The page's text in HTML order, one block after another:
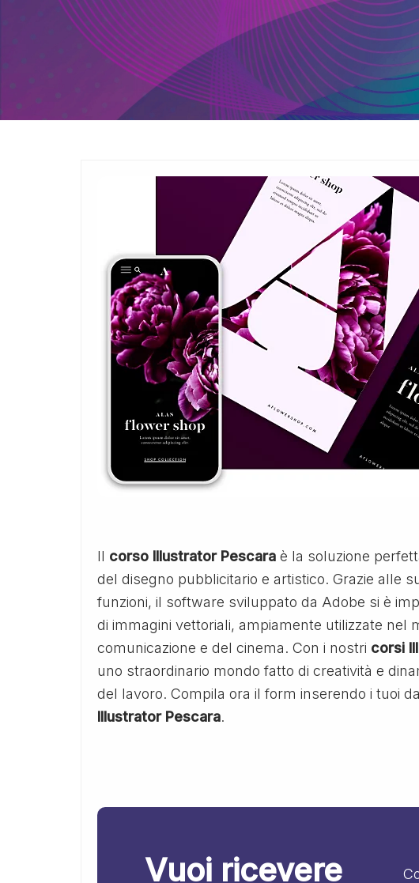
Il corso Illustrator Pescara è la soluzione
del disegno pubblicitario e artistico. Grazie alle
funzioni, il software sviluppato da Adobe si è
di immagini vettoriali, ampiamente utilizzate nel
comunicazione e del cinema. Con i nostri corsi
uno straordinario mondo fatto di creatività e
del lavoro. Compila ora il form inserendo i tuoi
Illustrator Pescara.
Vuoi ricevere